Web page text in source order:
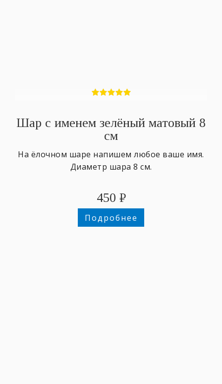
Шар с именем зелёный матовый 8
см
На ёлочном шаре напишем любое ваше имя.
Диаметр шара 8 см.
450 ₽
Подробнее